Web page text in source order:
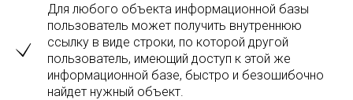
Для любого объекта информационной базы
пользователь может получить внутреннюю
ссылку в виде строки, по которой другой
пользователь, имеющий доступ к этой же
информационной базе, быстро и безошибочно
найдет нужный объект.